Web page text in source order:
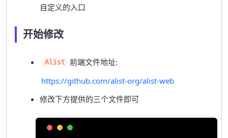
自定义的入口
开始修改
Alist
前端文件地址:
https://github.com/alist-org/alist-web
修改下方提供的三个文件即可